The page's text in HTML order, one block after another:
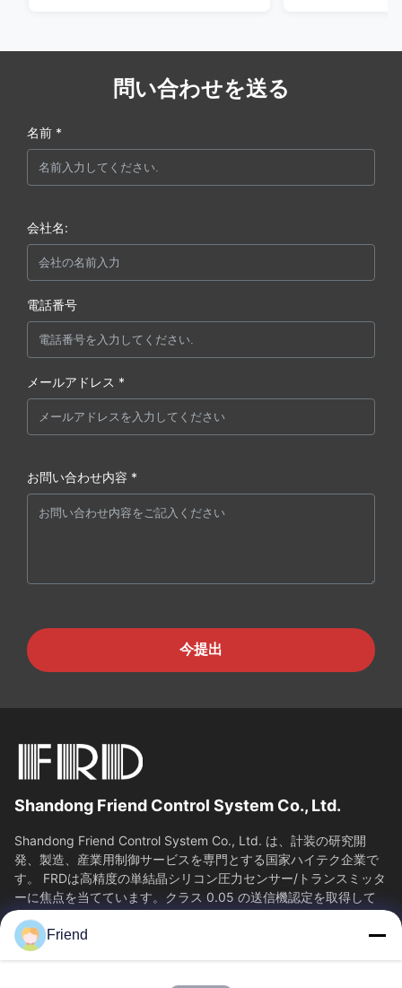
問い合わせを送る
名前 *
会社名:
電話番号
メールアドレス *
お問い合わせ内容 *
今提出
Shandong Friend Control System Co., Ltd.
Shandong Friend Control System Co., Ltd. は、計装の研究開
発、製造、産業用制御サービスを専門とする国家ハイテク企業で
す。 FRDは高精度の単結晶シリコン圧力センサー/トランスミッタ
ーに焦点を当てています。クラス 0.05 の送信機認定を取得して
おり、65...
SAIKESAISI水素エナジー
Friend